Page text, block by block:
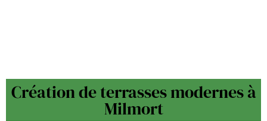
Création de terrasses modernes à
Milmort